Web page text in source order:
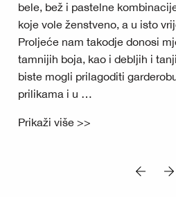
bele, bež i pastelne
koje vole ženstveno, a u isto
Proljeće nam takodje donosi
tamnijih boja, kao i debljih i
biste mogli prilagoditi
prilikama i u …
Prikaži više >>